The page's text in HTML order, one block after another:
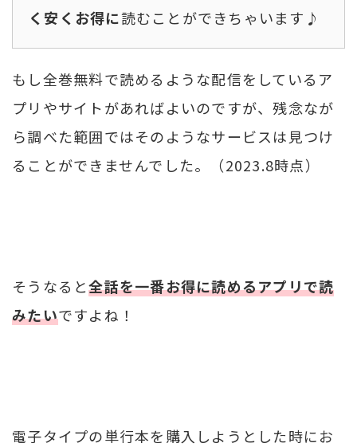
く安くお得に読むことができちゃいます♪
もし全巻無料で読めるような配信をしているア
プリやサイトがあればよいのですが、残念なが
ら調べた範囲ではそのようなサービスは見つけ
ることができませんでした。（2023.8時点）
そうなると全話を一番お得に読めるアプリで読
みたいですよね！
電子タイプの単行本を購入しようとした時にお